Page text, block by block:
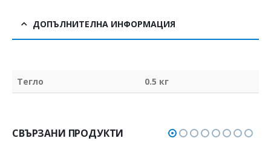
ДОПЪЛНИТЕЛНА ИНФОРМАЦИЯ
Тегло 0.5 кг
СВЪРЗАНИ ПРОДУКТИ